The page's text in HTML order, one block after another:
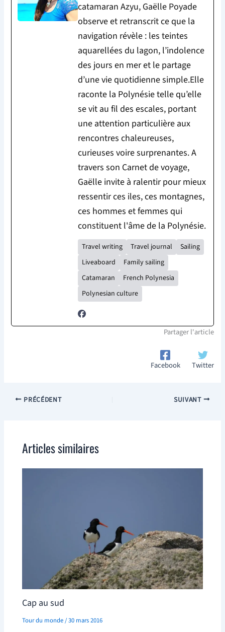
catamaran Azyu, Gaëlle Poyade
observe et retranscrit ce que la
navigation révèle : les teintes
aquarellées du lagon, l’indolence
des jours en mer et le partage
d’une vie quotidienne simple.Elle
raconte la Polynésie telle qu’elle
se vit au fil des escales, portant
une attention particulière aux
rencontres chaleureuses,
curieuses voire surprenantes. A
travers son Carnet de voyage,
Gaëlle invite à ralentir pour mieux
ressentir ces iles, ces montagnes,
ces hommes et femmes qui
constituent l'âme de la Polynésie.
Travel writing Travel journal
Sailing
Liveaboard
Family sailing
Catamaran
French Polynesia
Polynesian culture
Partager l'article
Facebook Twitter
PRÉCÉDENT SUIVANT
Articles similaires
Cap au sud
Tour du monde/30 mars 2016